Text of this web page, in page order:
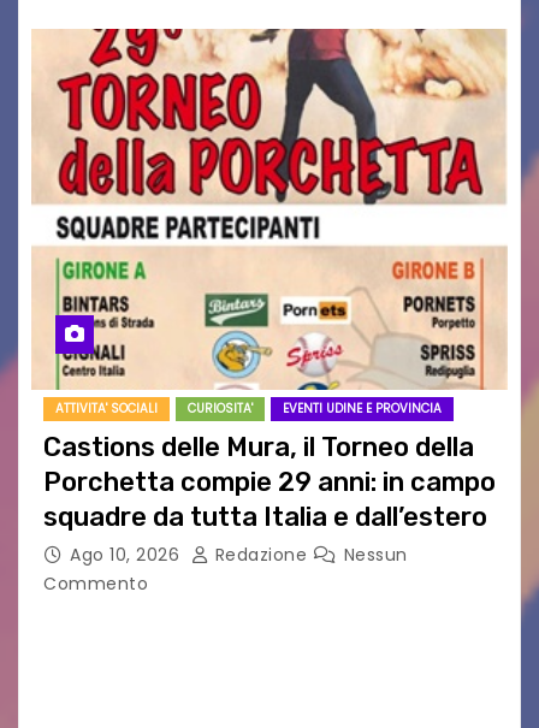
ATTIVITA' SOCIALI CURIOSITA' EVENTI UDINE E PROVINCIA
Castions delle Mura, il Torneo della
Porchetta compie 29 anni: in campo
squadre da tutta Italia e dall’estero
Ago 10, 2026 Redazione
Nessun
Commento